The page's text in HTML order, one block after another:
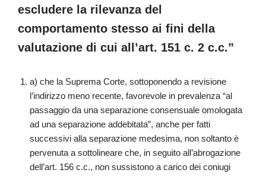
escludere la rilevanza del
comportamento stesso ai fini della
valutazione di cui all’art. 151 c. 2 c.c.”
a) che la Suprema Corte, sottoponendo a revisione
l’indirizzo meno recente, favorevole in prevalenza “al
passaggio da una separazione consensuale omologata
ad una separazione addebitata”, anche per fatti
successivi alla separazione medesima, non soltanto è
pervenuta a sottolineare che, in seguito all’abrogazione
dell’art. 156 c.c., non sussistono a carico dei coniugi